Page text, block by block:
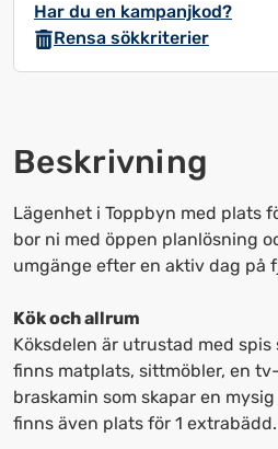
kalendern
och
välja
Tryck
på
frågetecknet
för
att
upp
kortkommandon
för
att
ändra
för
att
för
att
Har du en kampanjkod?
Rensa sökkriterier
Beskrivning
Lägenhet i Toppbyn med plats
bor ni med öppen planlösning
umgänge efter en aktiv dag på
Kök och allrum
Köksdelen är utrustad med
finns matplats, sittmöbler, en
braskamin som skapar en
finns även plats för 1 extrabädd.